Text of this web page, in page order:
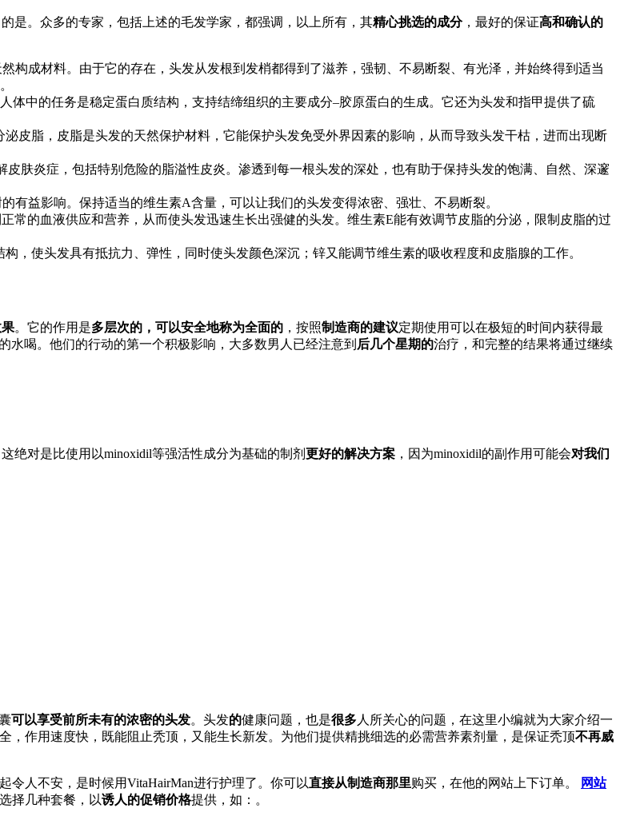
是。众多的专家，包括上述的毛发学家，都强调，以上所有，其精心挑选的成分，最好的保证高和确认的
构成材料。由于它的存在，头发从发根到发梢都得到了滋养，强韧、不易断裂、有光泽，并始终得到适当
体中的任务是稳定蛋白质结构，支持结缔组织的主要成分–胶原蛋白的生成。它还为头发和指甲提供了硫
皮脂，皮脂是头发的天然保护材料，它能保护头发免受外界因素的影响，从而导致头发干枯，进而出现断
皮肤炎症，包括特别危险的脂溢性皮炎。渗透到每一根头发的深处，也有助于保持头发的饱满、自然、深邃
有益影响。保持适当的维生素A含量，可以让我们的头发变得浓密、强壮、不易断裂。
常的血液供应和营养，从而使头发迅速生长出强健的头发。维生素E能有效调节皮脂的分泌，限制皮脂的过
，使头发具有抵抗力、弹性，同时使头发颜色深沉；锌又能调节维生素的吸收程度和皮脂腺的工作。
。它的作用是多层次的，可以安全地称为全面的 ，按照制造商的建议定期使用可以在极短的时间内获得最
水喝。他们的行动的第一个积极影响，大多数男人已经注意到 后几个星期的治疗，和完整的结果将通过继续
这绝对是比使用以minoxidil等强活性成分为基础的制剂 更好的解决方案 ，因为minoxidil的副作用可能会对我们
可以享受前所未有的浓密的头发。头发的健康问题，也是很多人所关心的问题，在这里小编就为大家介绍一
作用速度快，既能阻止秃顶，又能生长新发。为他们提供精挑细选的必需营养素剂量，是保证秃顶不再威
人不安，是时候用VitaHairMan进行护理了。你可以直接从制造商那里购买，在他的网站上下订单。
网站
择几种套餐，以诱人的促销价格提供，如：。